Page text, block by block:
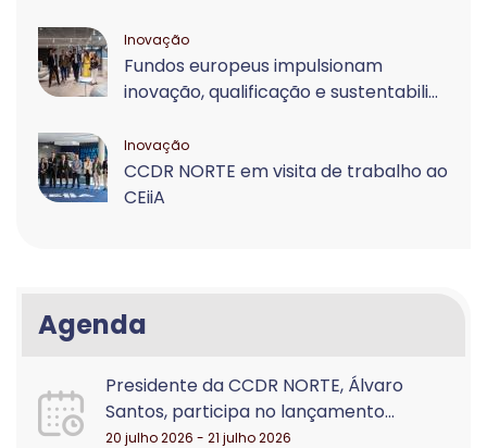
Inovação
Fundos europeus impulsionam
inovação, qualificação e sustentabili...
Inovação
CCDR NORTE em visita de trabalho ao
CEiiA
Agenda
Presidente da CCDR NORTE, Álvaro
Santos, participa no lançamento...
20 julho 2026 - 21 julho 2026